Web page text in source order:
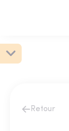
Retour